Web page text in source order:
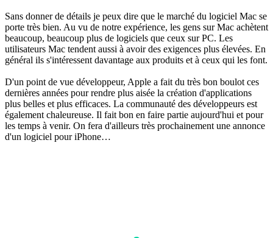
Sans donner de détails je peux dire que le marché du logiciel Mac se
porte très bien. Au vu de notre expérience, les gens sur Mac achètent
beaucoup, beaucoup plus de logiciels que ceux sur PC. Les
utilisateurs Mac tendent aussi à avoir des exigences plus élevées. En
général ils s'intéressent davantage aux produits et à ceux qui les font.
D'un point de vue développeur, Apple a fait du très bon boulot ces
dernières années pour rendre plus aisée la création d'applications
plus belles et plus efficaces. La communauté des développeurs est
également chaleureuse. Il fait bon en faire partie aujourd'hui et pour
les temps à venir. On fera d'ailleurs très prochainement une annonce
d'un logiciel pour iPhone…